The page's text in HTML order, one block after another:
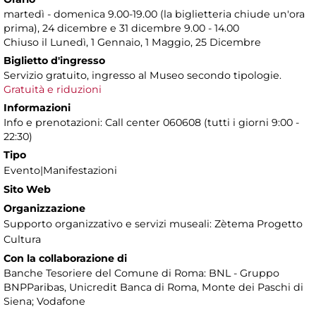
martedì - domenica 9.00-19.00 (la biglietteria chiude un'ora
prima), 24 dicembre e 31 dicembre 9.00 - 14.00
Chiuso il Lunedì, 1 Gennaio, 1 Maggio, 25 Dicembre
Biglietto d'ingresso
Servizio gratuito, ingresso al Museo secondo tipologie.
Gratuità e riduzioni
Informazioni
Info e prenotazioni: Call center 060608 (tutti i giorni 9:00 -
22:30)
Tipo
Evento|Manifestazioni
Sito Web
Organizzazione
Supporto organizzativo e servizi museali: Zètema Progetto
Cultura
Con la collaborazione di
Banche Tesoriere del Comune di Roma: BNL - Gruppo
BNPParibas, Unicredit Banca di Roma, Monte dei Paschi di
Siena; Vodafone